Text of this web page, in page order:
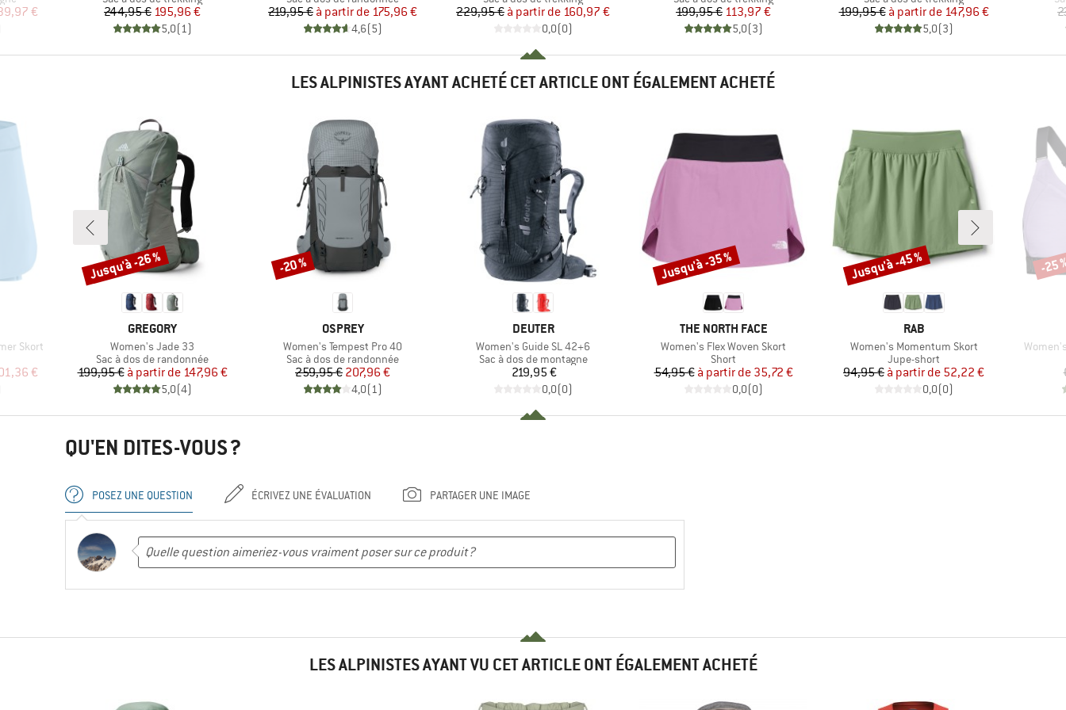
€ Prix
244,95 €Prix réduit
195,96 €
5,0(1)
Prix
219,95 € Prix réduit
à partir de 175,96 €
4,6(5)
Prix
229,95 € Prix réduit
à partir de 160,97 €
0,0(0)
Prix
199,95 €Prix réduit
113,97 €
5,0(3)
Prix
199,95 € Prix réduit
à partir de 147,96 €
5,0(3)
LES ALPINISTES AYANT ACHETÉ CET ARTICLE ONT ÉGALEMENT ACHETÉ
Skort
€
MARQUE
GREGORY
Article
Women's Jade 33
Product group
Sac à dos de randonnée
Prix
199,95 € Prix réduit
à partir de 147,96 €
5,0(4)
Remise
Jusqu'à -26 %
MARQUE
OSPREY
Article
Women's Tempest Pro 40
Product group
Sac à dos de randonnée
Prix
259,95 €Prix réduit
207,96 €
4,0(1)
Remise
-20 %
MARQUE
DEUTER
Article
Women's Guide SL 42+6
Product group
Sac à dos de montagne
Prix
219,95 €
0,0(0)
MARQUE
THE NORTH FACE
Article
Women's Flex Woven Skort
Product group
Short
Prix
54,95 € Prix réduit
à partir de 35,72 €
0,0(0)
Remise
Jusqu'à -35 %
MARQUE
RAB
Article
Women's Momentum Skort
Product group
Jupe-short
Prix
94,95 € Prix réduit
à partir de 52,22 €
0,0(0)
Remise
Jusqu'à -45 %
Article
-25
QU'EN DITES-VOUS ?
POSEZ UNE QUESTION ÉCRIVEZ UNE ÉVALUATION PARTAGER UNE IMAGE
LES ALPINISTES AYANT VU CET ARTICLE ONT ÉGALEMENT ACHETÉ